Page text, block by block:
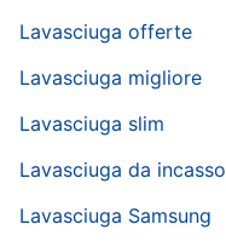
Lavasciuga offerte
Lavasciuga migliore
Lavasciuga slim
Lavasciuga da incasso
Lavasciuga Samsung